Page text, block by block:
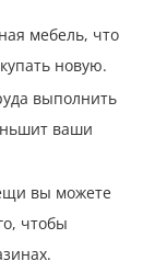
мебель, что
новую.
выполнить
ваши
вы можете
чтобы